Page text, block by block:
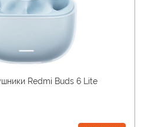
Redmi Buds 6 Lite